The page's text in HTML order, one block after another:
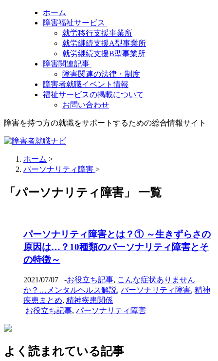
ホーム
障害福祉サービス
就労移行支援事業所
就労継続支援A型事業所
就労継続支援B型事業所
障害関連記事
障害関連の法律・制度
障害者就職イベント情報
福祉サービスの掲載について
お問い合わせ
障害を持つ方の就職をサポートするための総合情報サイト
ホーム >
パーソナリティ障害 >
「パーソナリティ障害」 一覧
パーソナリティ障害とは？① ～生きずらさの
原因は…？10種類のパーソナリティ障害とそ
の特徴～
2021/07/07 -お役立ち記事, こんな症状ありません
か？…メンタルヘルス解説, パーソナリティ障害, 精神
疾患まとめ, 精神疾患関係
お役立ち記事, パーソナリティ障害
よく読まれている記事